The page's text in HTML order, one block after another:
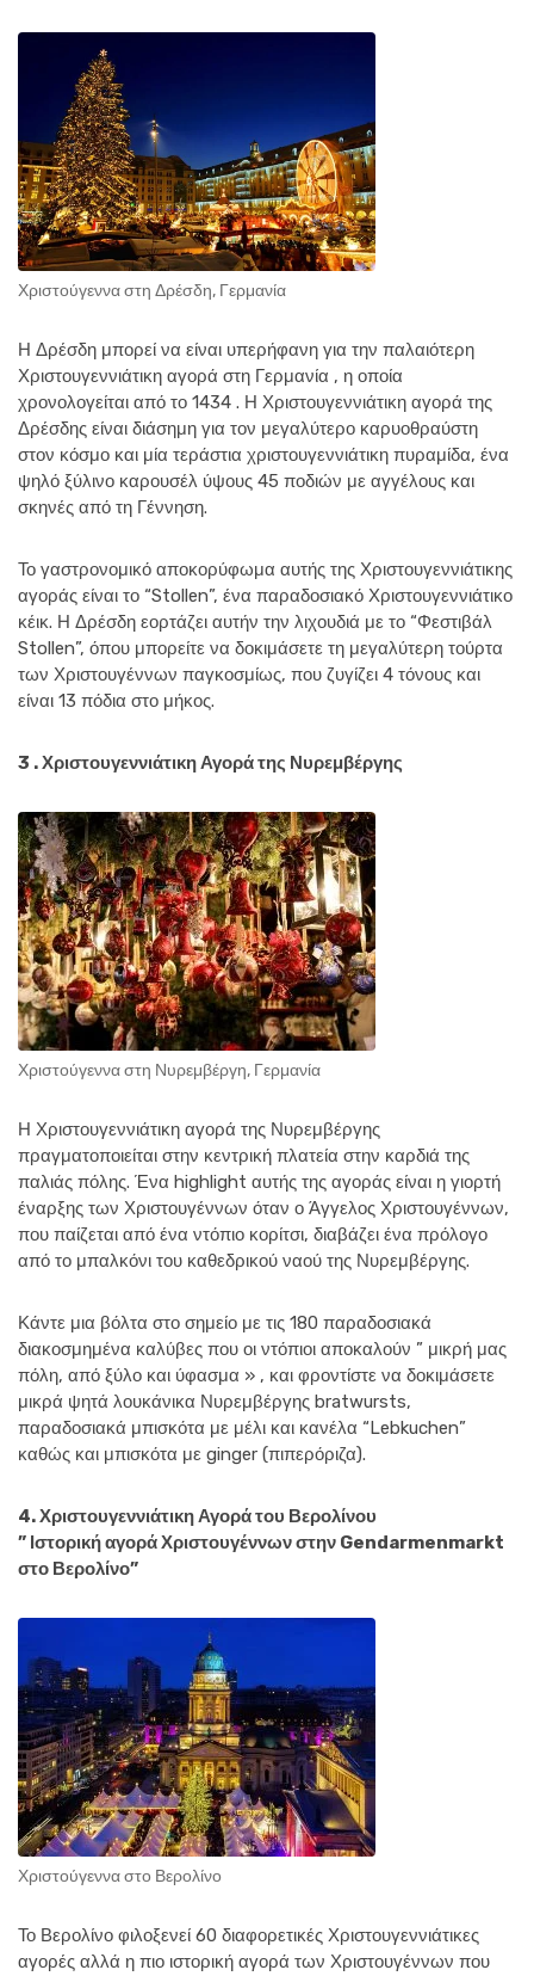
Χριστούγεννα στη Δρέσδη, Γερμανία
Η Δρέσδη μπορεί να είναι υπερήφανη για την παλαιότερη
Χριστουγεννιάτικη αγορά στη Γερμανία , η οποία
χρονολογείται από το 1434 . Η Χριστουγεννιάτικη αγορά της
Δρέσδης είναι διάσημη για τον μεγαλύτερο καρυοθραύστη
στον κόσμο και μία τεράστια χριστουγεννιάτικη πυραμίδα, ένα
ψηλό ξύλινο καρουσέλ ύψους 45 ποδιών με αγγέλους και
σκηνές από τη Γέννηση.
Το γαστρονομικό αποκορύφωμα αυτής της Χριστουγεννιάτικης
αγοράς είναι το “Stollen”, ένα παραδοσιακό Χριστουγεννιάτικο
κέικ. Η Δρέσδη εορτάζει αυτήν την λιχουδιά με το “Φεστιβάλ
Stollen”, όπου μπορείτε να δοκιμάσετε τη μεγαλύτερη τούρτα
των Χριστουγέννων παγκοσμίως, που ζυγίζει 4 τόνους και
είναι 13 πόδια στο μήκος.
3 . Χριστουγεννιάτικη Αγορά της Νυρεμβέργης
Χριστούγεννα στη Νυρεμβέργη, Γερμανία
Η Χριστουγεννιάτικη αγορά της Νυρεμβέργης
πραγματοποιείται στην κεντρική πλατεία στην καρδιά της
παλιάς πόλης. Ένα highlight αυτής της αγοράς είναι η γιορτή
έναρξης των Χριστουγέννων όταν ο Άγγελος Χριστουγέννων,
που παίζεται από ένα ντόπιο κορίτσι, διαβάζει ένα πρόλογο
από το μπαλκόνι του καθεδρικού ναού της Νυρεμβέργης.
Κάντε μια βόλτα στο σημείο με τις 180 παραδοσιακά
διακοσμημένα καλύβες που οι ντόπιοι αποκαλούν ” μικρή μας
πόλη, από ξύλο και ύφασμα » , και φροντίστε να δοκιμάσετε
μικρά ψητά λουκάνικα Νυρεμβέργης bratwursts,
παραδοσιακά μπισκότα με μέλι και κανέλα “Lebkuchen”
καθώς και μπισκότα με ginger (πιπερόριζα).
4. Χριστουγεννιάτικη Αγορά του Βερολίνου
” Ιστορική αγορά Χριστουγέννων στην Gendarmenmarkt
στο Βερολίνο”
Χριστούγεννα στο Βερολίνο
Το Βερολίνο φιλοξενεί 60 διαφορετικές Χριστουγεννιάτικες
αγορές αλλά η πιο ιστορική αγορά των Χριστουγέννων που